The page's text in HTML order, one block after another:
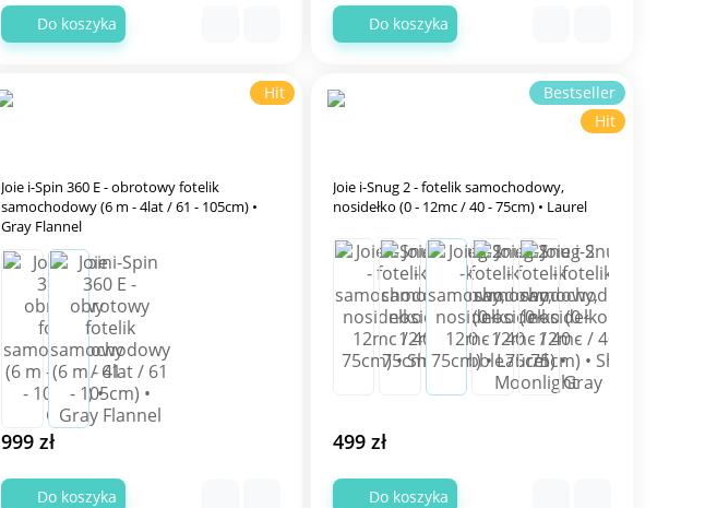
Do koszyka Do koszyka
Hit
Joie i-Spin 360 E - obrotowy fotelik
samochodowy (6 m - 4lat / 61 - 105cm) •
Gray Flannel
999 zł
Do koszyka
Bestseller
Hit
Joie i-Snug 2 - fotelik samochodowy,
nosidełko (0 - 12mc / 40 - 75cm) • Laurel
499 zł
Do koszyka